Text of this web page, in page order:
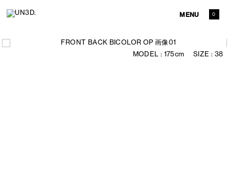
MENU 0
175cm 38